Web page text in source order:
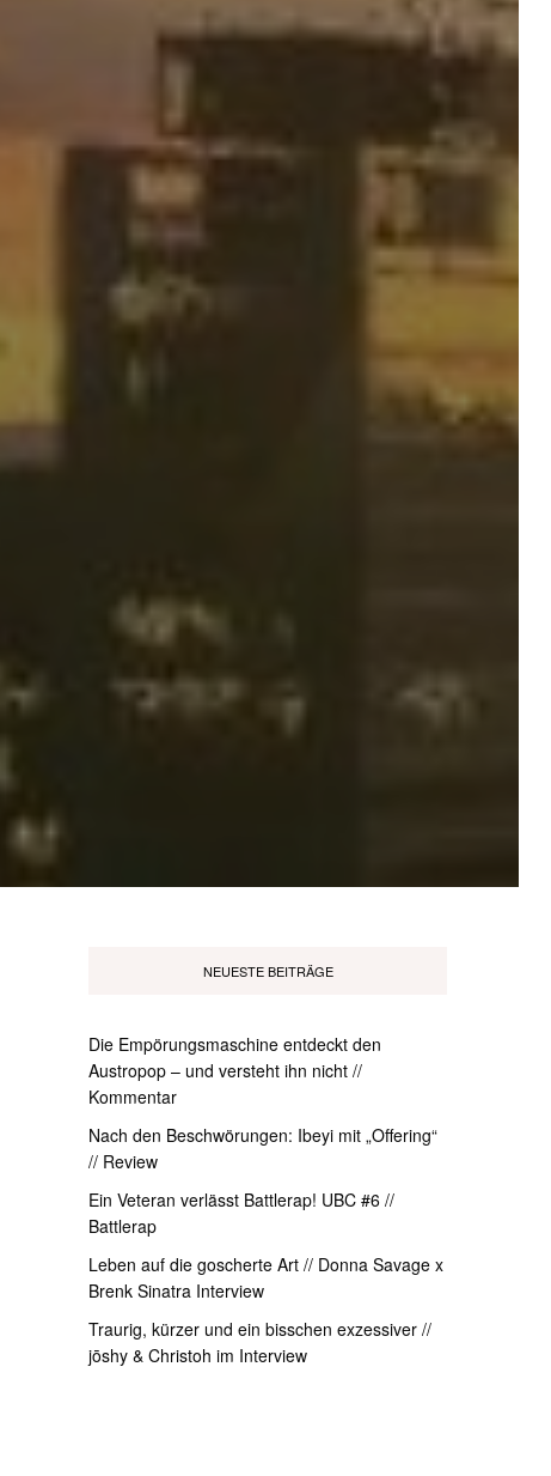
NEUESTE BEITRÄGE
Die Empörungsmaschine entdeckt den
Austropop – und versteht ihn nicht //
Kommentar
Nach den Beschwörungen: Ibeyi mit „Offering“
// Review
Ein Veteran verlässt Battlerap! UBC #6 //
Battlerap
Leben auf die goscherte Art // Donna Savage x
Brenk Sinatra Interview
Traurig, kürzer und ein bisschen exzessiver //
jōshy & Christoh im Interview